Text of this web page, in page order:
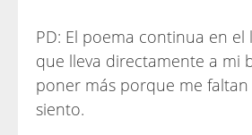
PD: El poema continua en
que lleva directamente a mi
poner más porque me faltan
siento.